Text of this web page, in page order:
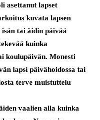
asettanut lapset
kuvata lapsen
tai äidin päivää
kuinka
koulupäivän. Monesti
lapsi päivähoidossa tai
terve muistuttelu
vaalien alla kuinka